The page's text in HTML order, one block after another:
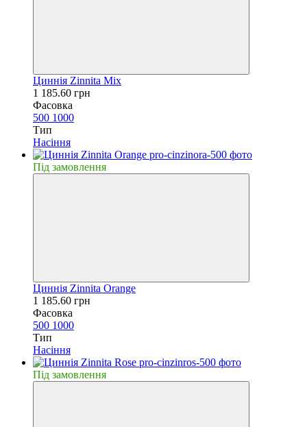
Циннiя Zinnita Mix
1 185.60 грн
Фасовка
500 1000
Тип
Насiння
Пiд замовлення
Циннiя Zinnita Orange
1 185.60 грн
Фасовка
500 1000
Тип
Насiння
Пiд замовлення